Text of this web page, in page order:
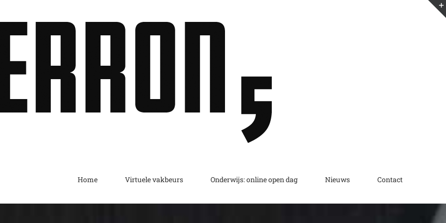
Home Virtuele vakbeurs Onderwijs: online open dag Nieuws Contact